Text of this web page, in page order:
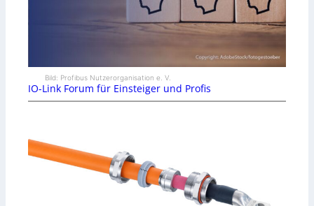
Bild: Profibus Nutzerorganisation e. V.
IO-Link Forum für Einsteiger und Profis